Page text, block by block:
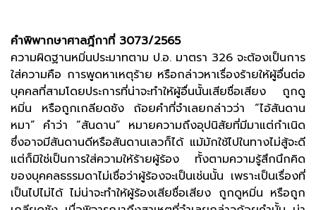
คำพิพากษาศาลฎีกาที่ 3073/2565
ความผิดฐานหมิ่นประมาทตาม ป.อ. มาตรา 326 จะต้องเป็นการ
ใส่ความคือ การพูดหาเหตุร้าย หรือกล่าวหาเรื่องร้ายให้ผู้อื่นต่อ
บุคคลที่สามโดยประการที่น่าจะทำให้ผู้อื่นนั้นเสียชื่อเสียง ถูกดู
หมิ่น หรือถูกเกลียดชัง ถ้อยคำที่จำเลยกล่าวว่า “ไอ้สันดาน
หมา” คำว่า “สันดาน” หมายความถึงอุปนิสัยที่มีมาแต่กำเนิด
ซึ่งอาจมีสันดานดีหรือสันดานเลวก็ได้ แม้มักใช้ไปในทางไม่สู้จะดี
แต่ก็มิใช่เป็นการใส่ความให้ร้ายผู้ร้อง ทั้งตามความรู้สึกนึกคิด
ของบุคคลธรรมดาไม่เชื่อว่าผู้ร้องจะเป็นเช่นนั้น เพราะเป็นเรื่องที่
เป็นไปไม่ได้ ไม่น่าจะทำให้ผู้ร้องเสียชื่อเสียง ถูกดูหมิ่น หรือถูก